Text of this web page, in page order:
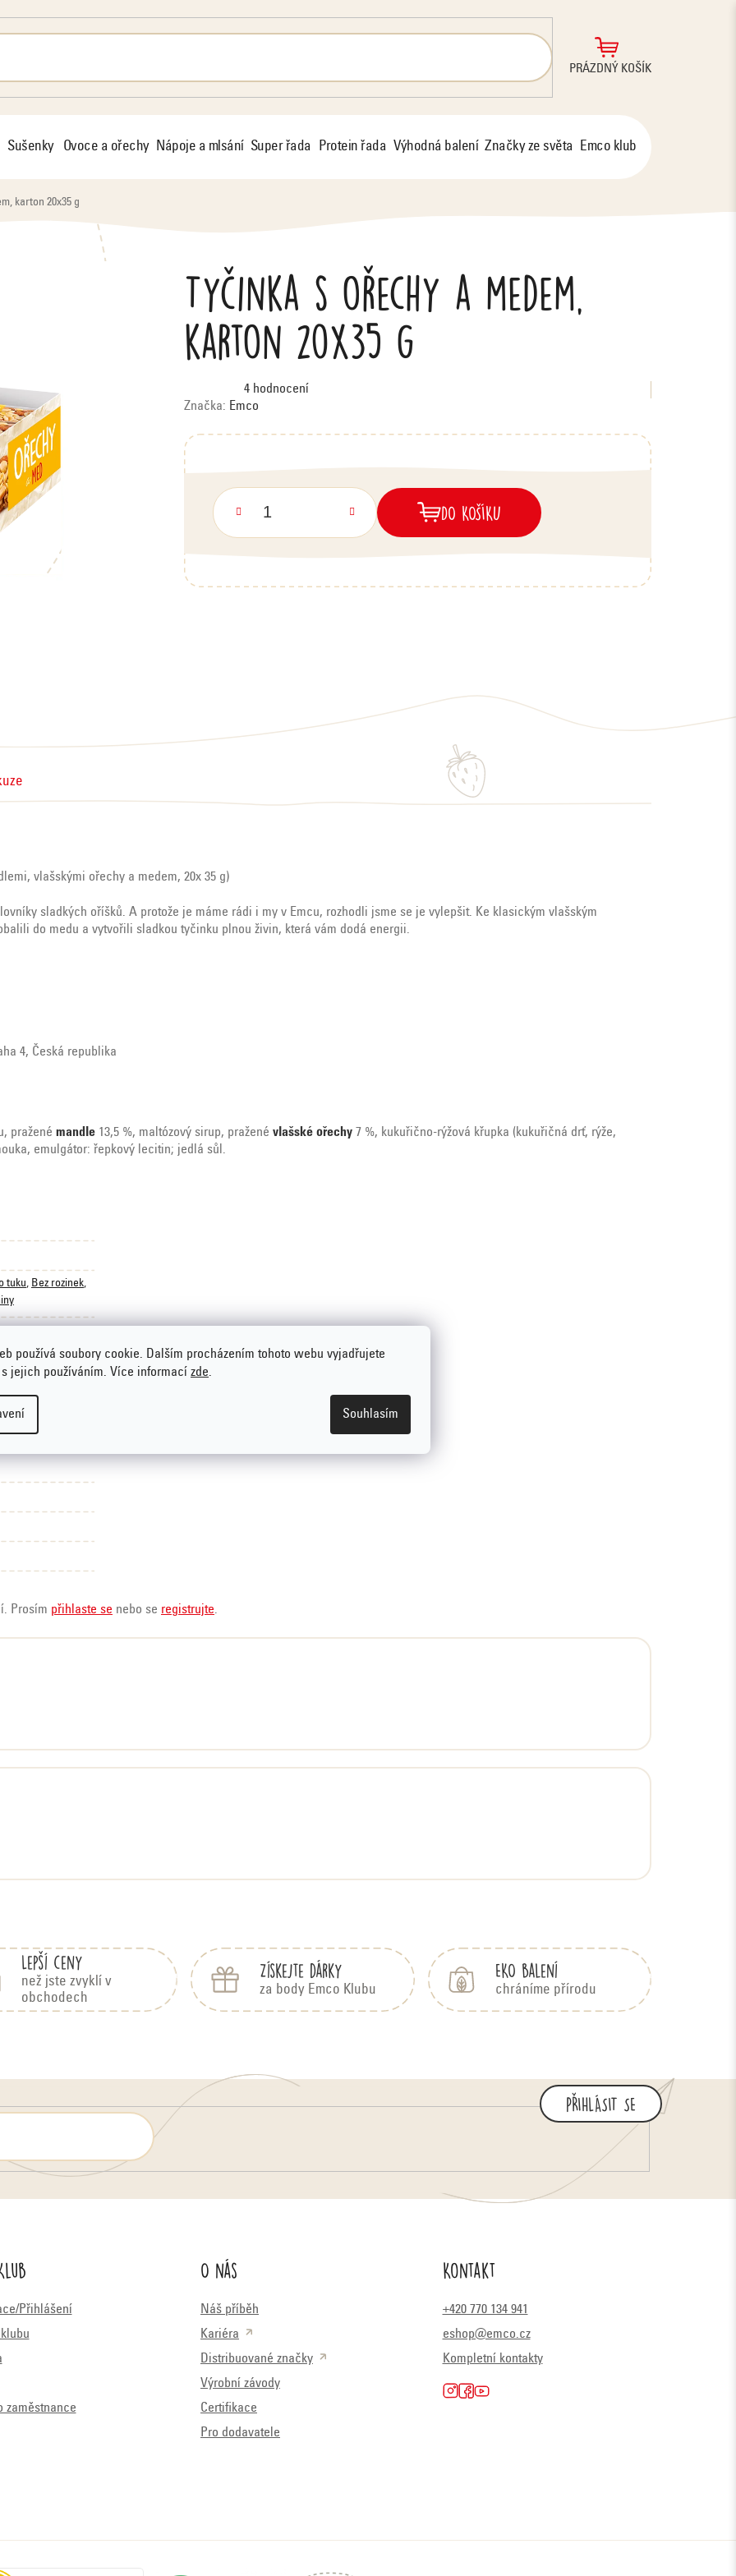
používá soubory cookie. Dalším procházením tohoto webu vyjadřujete
jejich používáním. Více informací zde.
Souhlasím
NÁKUPNÍ
PRÁZDNÝ KOŠÍK
Sušenky Ovoce a ořechy Nápoje a mlsání Super řada Protein řada Výhodná balení Značky ze světa Emco klub
karton 20x35 g
Tyčinka s ořechy a medem,
karton 20x35 g
Průměrné
hodnocení
produktu
je
5
4 hodnocení
Značka: Emco
DO KOŠÍKU
vlašskými ořechy a medem, 20x 35 g)
sladkých oříšků. A protože je máme rádi i my v Emcu, rozhodli jsme se je vylepšit. Ke klasickým vlašským
do medu a vytvořili sladkou tyčinku plnou živin, která vám dodá energii.
4, Česká republika
pražené mandle 13,5 %, maltózový sirup, pražené vlašské ořechy 7 %, kukuřično-rýžová křupka (kukuřičná drť, rýže,
emulgátor: řepkový lecitin; jedlá sůl.
tuku, Bez rozinek,
Prosím přihlaste se nebo se registrujte.
Lepší ceny
než jste zvyklí v
obchodech
Získejte dárky
za body Emco Klubu
EKO balení
chráníme přírodu
PŘIHLÁSIT SE
Přihlášení
zaměstnance
O nás
Náš příběh
Kariéra
Distribuované značky
Výrobní závody
Certifikace
Pro dodavatele
Kontakt
+420 770 134 941
eshop@emco.cz
Kompletní kontakty